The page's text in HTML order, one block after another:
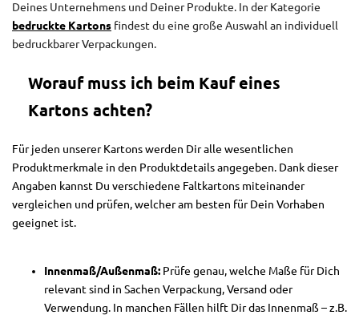
Deines Unternehmens und Deiner Produkte. In der Kategorie
bedruckte Kartons findest du eine große Auswahl an individuell
bedruckbarer Verpackungen.
Worauf muss ich beim Kauf eines
Kartons achten?
Für jeden unserer Kartons werden Dir alle wesentlichen
Produktmerkmale in den Produktdetails angegeben. Dank dieser
Angaben kannst Du verschiedene Faltkartons miteinander
vergleichen und prüfen, welcher am besten für Dein Vorhaben
geeignet ist.
Innenmaß/Außenmaß: Prüfe genau, welche Maße für Dich
relevant sind in Sachen Verpackung, Versand oder
Verwendung. In manchen Fällen hilft Dir das Innenmaß – z.B.